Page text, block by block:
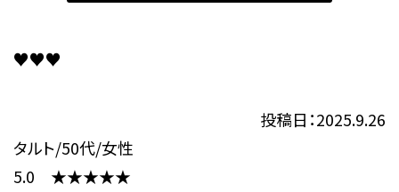
♥♥♥
投稿日：2025.9.26
タルト/50代/女性
5.0 ★★★★★